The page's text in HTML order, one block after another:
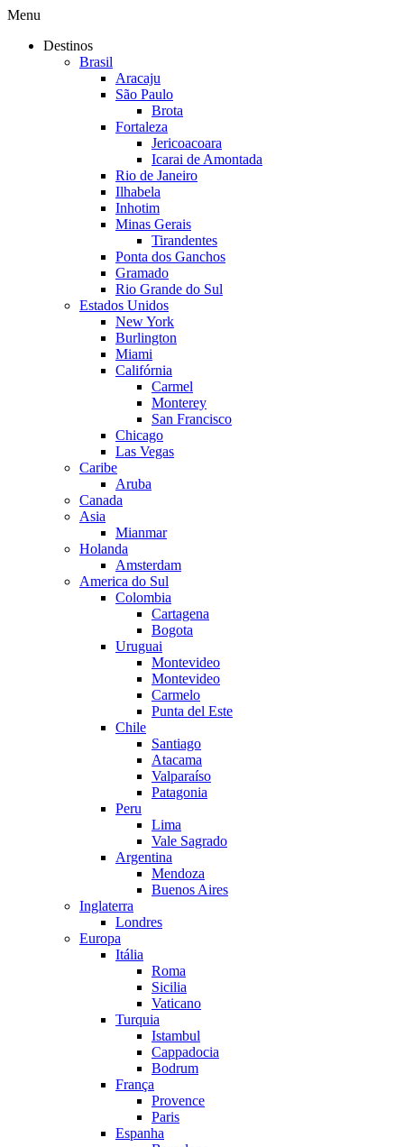
Menu
Destinos
Brasil
Aracaju
São Paulo
Brota
Fortaleza
Jericoacoara
Icarai de Amontada
Rio de Janeiro
Ilhabela
Inhotim
Minas Gerais
Tirandentes
Ponta dos Ganchos
Gramado
Rio Grande do Sul
Estados Unidos
New York
Burlington
Miami
Califórnia
Carmel
Monterey
San Francisco
Chicago
Las Vegas
Caribe
Aruba
Canada
Asia
Mianmar
Holanda
Amsterdam
America do Sul
Colombia
Cartagena
Bogota
Uruguai
Montevideo
Montevideo
Carmelo
Punta del Este
Chile
Santiago
Atacama
Valparaíso
Patagonia
Peru
Lima
Vale Sagrado
Argentina
Mendoza
Buenos Aires
Inglaterra
Londres
Europa
Itália
Roma
Sicilia
Vaticano
Turquia
Istambul
Cappadocia
Bodrum
França
Provence
Paris
Espanha